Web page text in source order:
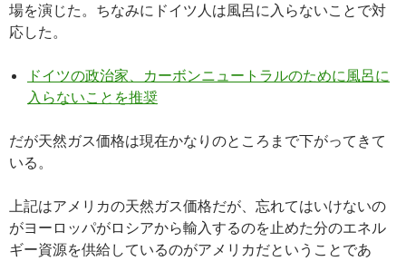
場を演じた。ちなみにドイツ人は風呂に入らないことで対
応した。
ドイツの政治家、カーボンニュートラルのために風呂に
入らないことを推奨
だが天然ガス価格は現在かなりのところまで下がってきて
いる。
上記はアメリカの天然ガス価格だが、忘れてはいけないの
がヨーロッパがロシアから輸入するのを止めた分のエネル
ギー資源を供給しているのがアメリカだということであ